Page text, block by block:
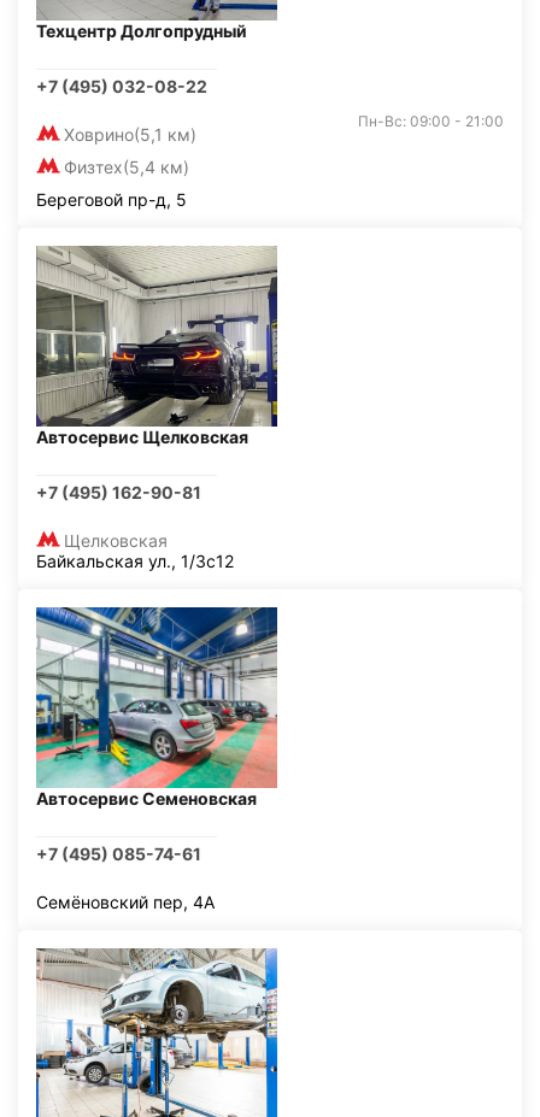
Техцентр Долгопрудный
+7 (495) 032-08-22
Ховрино(5,1 км)
Физтех(5,4 км)
Пн-Вс: 09:00 - 21:00
Береговой пр-д, 5
Автосервис Щелковская
+7 (495) 162-90-81
Щелковская
Байкальская ул., 1/3с12
Автосервис Семеновская
+7 (495) 085-74-61
Семёновский пер, 4А